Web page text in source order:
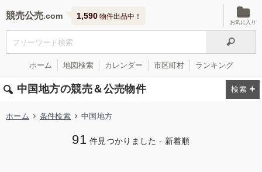
競売公売 1,590 物件出品中！
お気に入り
ホーム 地図検索 カレンダー 市区町村 ランキング
中国地方の競売＆公売物件
ホーム 条件検索 中国地方
91 件見つかりました - 新着順